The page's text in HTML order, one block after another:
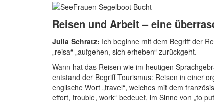
Reisen und Arbeit – eine
Julia Schratz: Ich beginne mit dem Begriff der
„reisa“ „aufgehen, sich erheben“ zurückgeht.
Wann hat das Reisen wie im heutigen
entstand der Begriff Tourismus: Reisen in einer
englische Wort „travel“, welches mit dem
effort, trouble, work“ bedeuet, im Sinne von „to